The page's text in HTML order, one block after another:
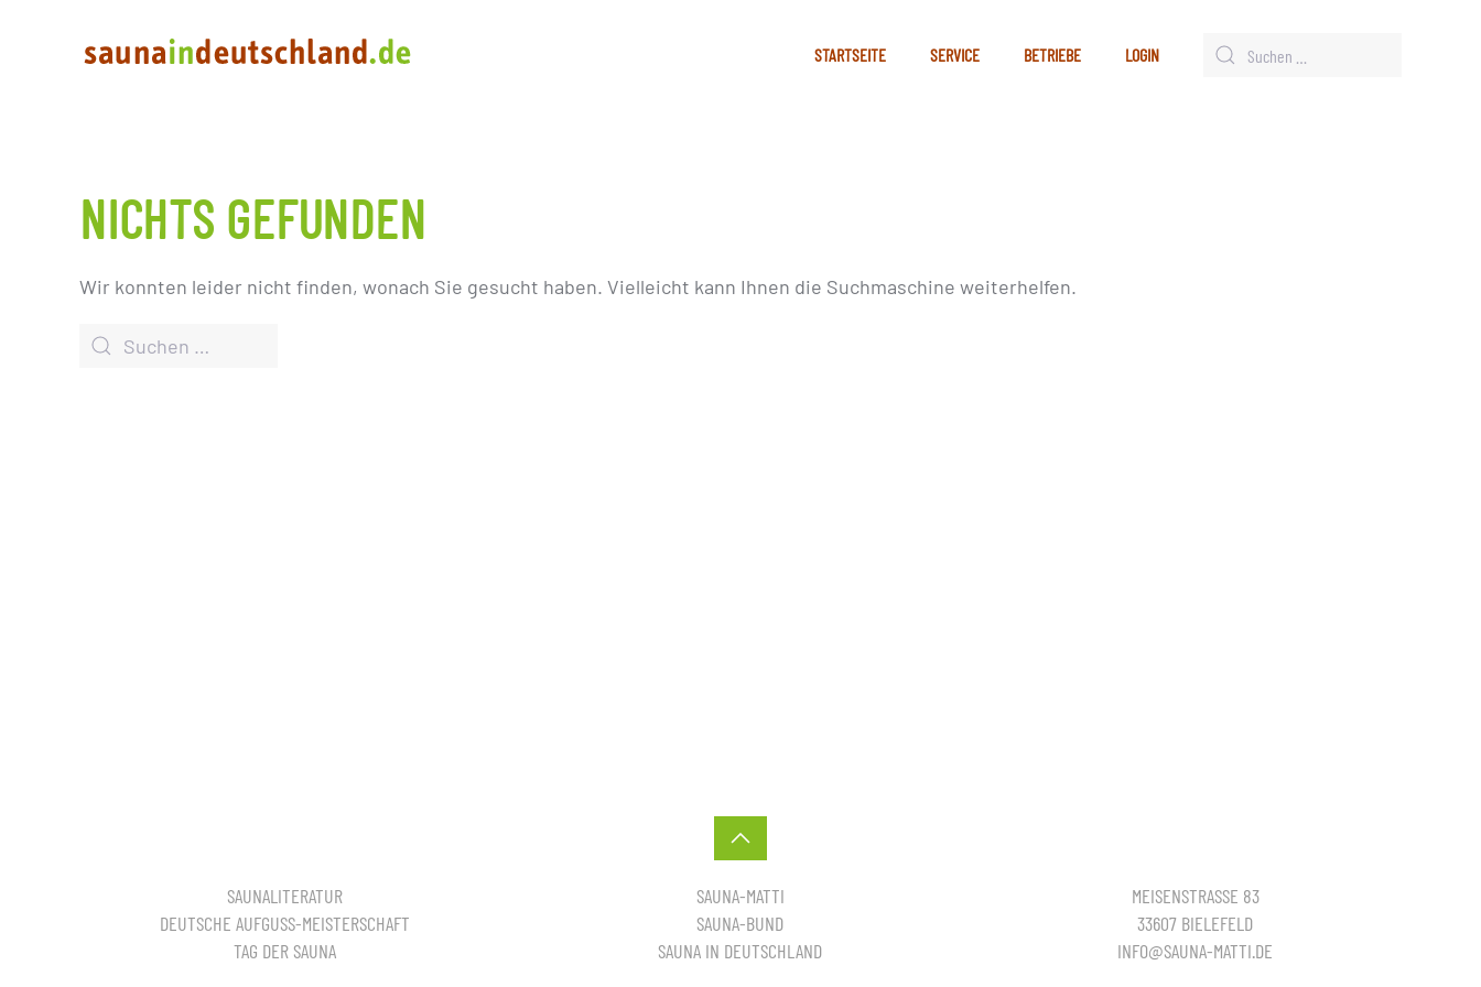
STARTSEITE SERVICE BETRIEBE LOGIN
NICHTS GEFUNDEN
Wir konnten leider nicht finden, wonach Sie gesucht haben. Vielleicht kann Ihnen die Suchmaschine weiterhelfen.
SAUNALITERATUR
DEUTSCHE AUFGUSS-MEISTERSCHAFT
TAG DER SAUNA
SAUNA-MATTI
SAUNA-BUND
SAUNA IN DEUTSCHLAND
MEISENSTRASSE 83
33607 BIELEFELD
INFO@SAUNA-MATTI.DE